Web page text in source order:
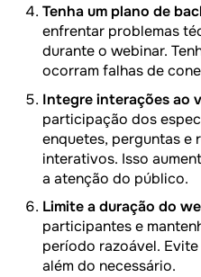
Tenha um plano de
enfrentar problemas
durante o webinar.
ocorram falhas de
Integre interações ao
participação dos
enquetes, perguntas e
interativos. Isso
a atenção do público.
Limite a duração do
participantes e
período razoável.
além do necessário.